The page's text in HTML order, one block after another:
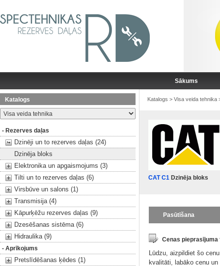
Sākums
Katalogs
- Rezerves daļas
Dzinēji un to rezerves daļas (24)
Dzinēja bloks
Elektronika un apgaismojums (3)
Tilti un to rezerves daļas (6)
Virsbūve un salons (1)
Transmisija (4)
Kāpurķēžu rezerves daļas (9)
Dzesēšanas sistēma (6)
Hidraulika (9)
- Aprīkojums
Pretslīdēšanas ķēdes (1)
Katalogs > Visa veida tehnika
CAT C1 Dzinēja bloks
Pasūtīšana
Cenas pieprasījuma
Lūdzu, aizpildiet šo
kvalitāti, labāko cenu